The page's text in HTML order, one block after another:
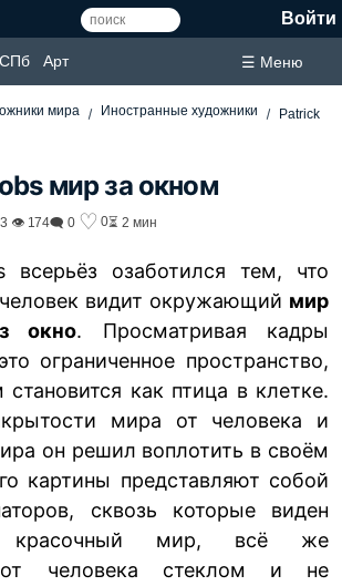
Войти
СПб Арт ☰ Меню
мира Иностранные художники
Patrick
мир за окном
👁 174🗨 0 ♡ 0⏳ 2 мин
всерьёз озаботился тем, что
видит окружающий мир
окно. Просматривая кадры
ограниченное пространство,
как птица в клетке.
мира от человека и
он решил воплотить в своём
картины представляют собой
сквозь которые виден
красочный мир, всё же
от человека стеклом и не